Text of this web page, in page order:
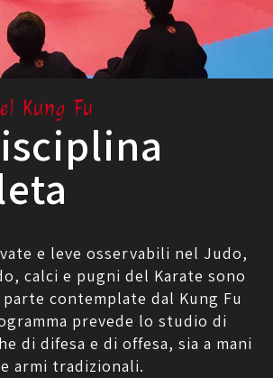
Kung Fu
e leve osservabili nel Judo,
calci e pugni del Karate sono
contemplate dal Kung Fu
prevede lo studio di
di difesa e di offesa, sia a mani
armi tradizionali.